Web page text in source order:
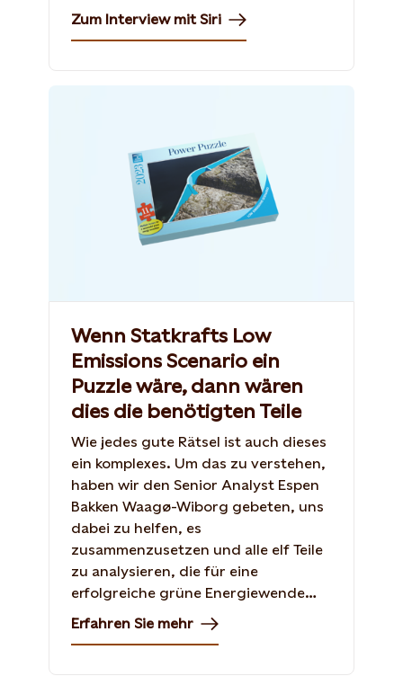
Zum Interview mit Siri
Wenn Statkrafts Low
Emissions Scenario ein
Puzzle wäre, dann wären
dies die benötigten Teile
Wie jedes gute Rätsel ist auch dieses
ein komplexes. Um das zu verstehen,
haben wir den Senior Analyst Espen
Bakken Waagø-Wiborg gebeten, uns
dabei zu helfen, es
zusammenzusetzen und alle elf Teile
zu analysieren, die für eine
erfolgreiche grüne Energiewende
erforderlich sind.
Erfahren Sie mehr